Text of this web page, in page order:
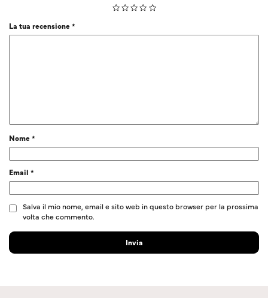
La tua recensione*
Nome*
Email *
Salva il mio nome, email e sito web in questo browser per la prossima
volta che commento.